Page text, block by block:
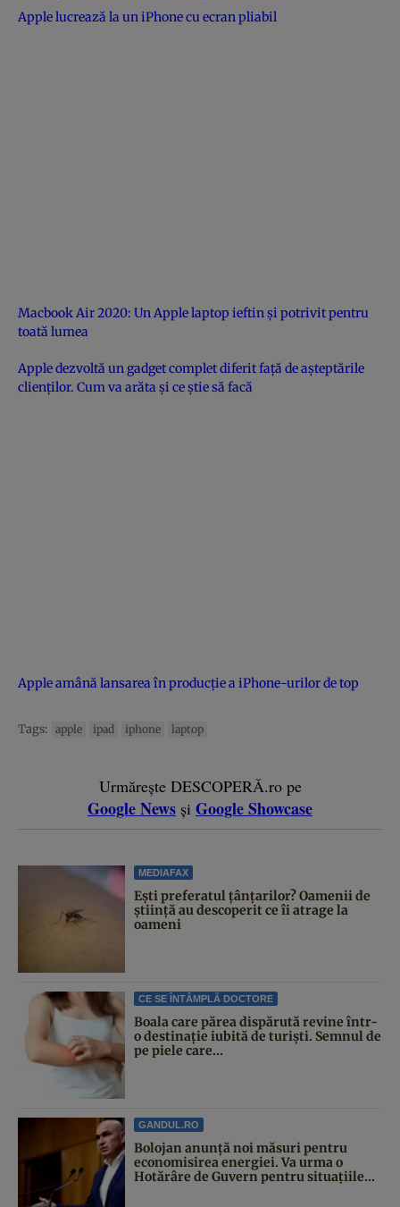
Apple lucrează la un iPhone cu ecran pliabil
Macbook Air 2020: Un Apple laptop ieftin și potrivit pentru
toată lumea
Apple dezvoltă un gadget complet diferit față de așteptările
clienților. Cum va arăta și ce știe să facă
Apple amână lansarea în producţie a iPhone-urilor de top
Tags: apple ipad iphone laptop
Urmărește DESCOPERĂ.ro pe
Google News și Google Showcase
MEDIAFAX
Ești preferatul țânțarilor? Oamenii de
știință au descoperit ce îi atrage la
oameni
CE SE ÎNTÂMPLĂ DOCTORE
Boala care părea dispărută revine într-
o destinație iubită de turiști. Semnul de
pe piele care...
GANDUL.RO
Bolojan anunță noi măsuri pentru
economisirea energiei. Va urma o
Hotărâre de Guvern pentru situațiile...